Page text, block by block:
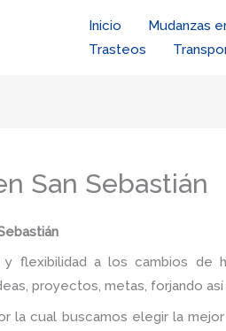
Inicio Mudanzas
Trasteos
San Sebastián
y flexibilidad a los cambios de
proyectos, metas, forjando
la cual buscamos elegir la